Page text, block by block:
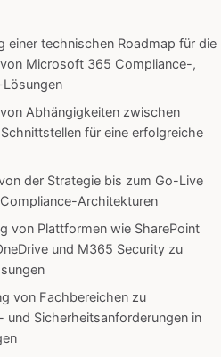
einer technischen Roadmap für die
Microsoft 365 Compliance-,
Abhängigkeiten zwischen
für eine erfolgreiche
der Strategie bis zum Go-Live
Architekturen
von Plattformen wie SharePoint
und M365 Security zu
von Fachbereichen zu
und Sicherheitsanforderungen in